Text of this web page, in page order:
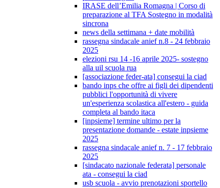
IRASE dell’Emilia Romagna | Corso di
preparazione al TFA Sostegno in modalità
sincrona
news della settimana + date mobilità
rassegna sindacale anief n.8 - 24 febbraio
2025
elezioni rsu 14 -16 aprile 2025- sostegno
alla uil scuola rua
[associazione feder-ata] consegui la ciad
bando inps che offre ai figli dei dipendenti
pubblici l'opportunità di vivere
un'esperienza scolastica all'estero - guida
completa al bando itaca
[inpsieme] termine ultimo per la
presentazione domande - estate inpsieme
2025
rassegna sindacale anief n. 7 - 17 febbraio
2025
[sindacato nazionale federata] personale
ata - consegui la ciad
usb scuola - avvio prenotazioni sportello